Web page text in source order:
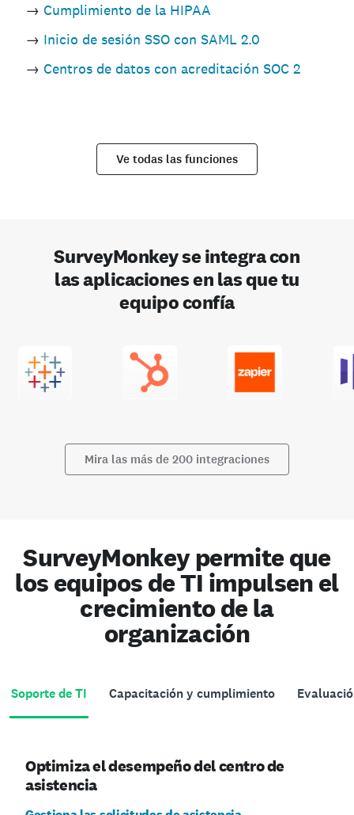
→ Cumplimiento de la HIPAA
→ Inicio de sesión SSO con SAML 2.0
→ Centros de datos con acreditación SOC 2
Ve todas las funciones
SurveyMonkey se integra con
las aplicaciones en las que tu
equipo confía
Mira las más de 200 integraciones
SurveyMonkey permite que
los equipos de TI impulsen el
crecimiento de la
organización
Soporte de TI Capacitación y cumplimiento
Optimiza el desempeño del centro de
asistencia